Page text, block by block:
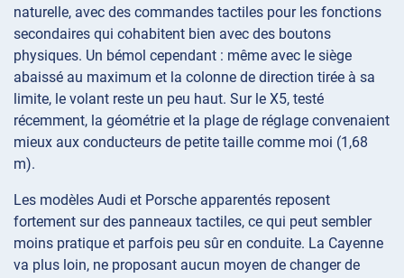
naturelle, avec des commandes tactiles pour les fonctions
secondaires qui cohabitent bien avec des boutons
physiques. Un bémol cependant : même avec le siège
abaissé au maximum et la colonne de direction tirée à sa
limite, le volant reste un peu haut. Sur le X5, testé
récemment, la géométrie et la plage de réglage convenaient
mieux aux conducteurs de petite taille comme moi (1,68
m).
Les modèles Audi et Porsche apparentés reposent
fortement sur des panneaux tactiles, ce qui peut sembler
moins pratique et parfois peu sûr en conduite. La Cayenne
va plus loin, ne proposant aucun moyen de changer de